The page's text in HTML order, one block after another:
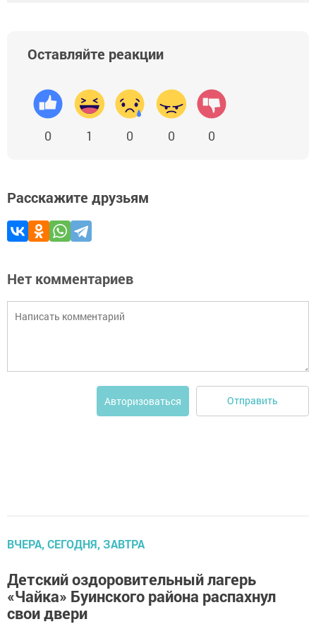
Оставляйте реакции
0 1 0 0 0
Расскажите друзьям
Нет комментариев
Авторизоваться Отправить
ВЧЕРА, СЕГОДНЯ, ЗАВТРА
Детский оздоровительный лагерь
«Чайка» Буинского района распахнул
свои двери